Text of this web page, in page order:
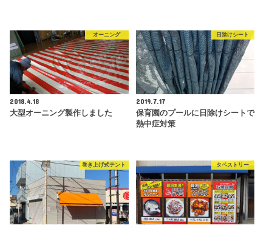
オーニング
2018.4.18
大型オーニング製作しました
日除けシート
2019.7.17
保育園のプールに日除けシートで
熱中症対策
巻き上げ式テント タペストリー